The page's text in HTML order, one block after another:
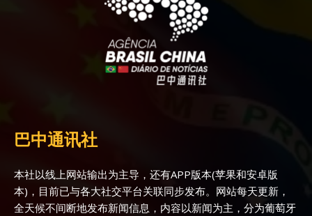
巴中通讯社
本社以线上网站输出为主导，还有APP版本(苹果和安卓版
本)，目前已与各大社交平台关联同步发布。网站每天更新，
全天候不间断地发布新闻信息，内容以新闻为主，分为葡萄牙